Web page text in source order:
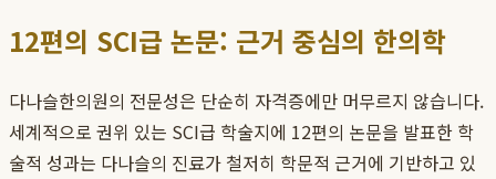
12편의 SCI급 논문: 근거 중심의 한의학
다나슬한의원의 전문성은 단순히 자격증에만 머무르지 않습니다.
세계적으로 권위 있는 SCI급 학술지에 12편의 논문을 발표한 학
술적 성과는 다나슬의 진료가 철저히 학문적 근거에 기반하고 있